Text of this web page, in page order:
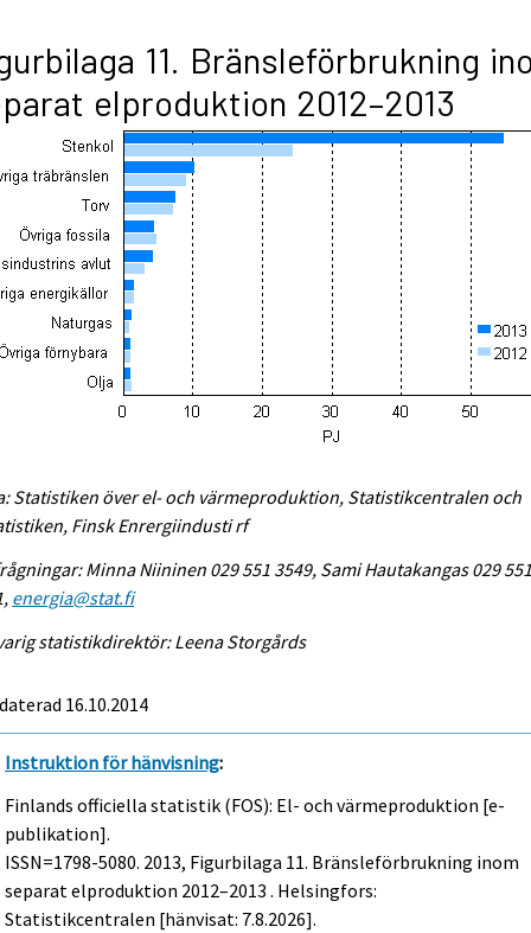
11. Bränsleförbrukning
elproduktion 2012–2013
Statistiken över el- och värmeproduktion, Statistikcentralen och
Finsk Enrergiindusti rf
Minna Niininen 029 551 3549, Sami Hautakangas 029
energia@stat.fi
statistikdirektör: Leena Storgårds
16.10.2014
Instruktion för hänvisning:
Finlands officiella statistik (FOS): El- och värmeproduktion [e-
publikation].
ISSN=1798-5080. 2013, Figurbilaga 11. Bränsleförbrukning inom
separat elproduktion 2012–2013 . Helsingfors:
Statistikcentralen [hänvisat: 7.8.2026].